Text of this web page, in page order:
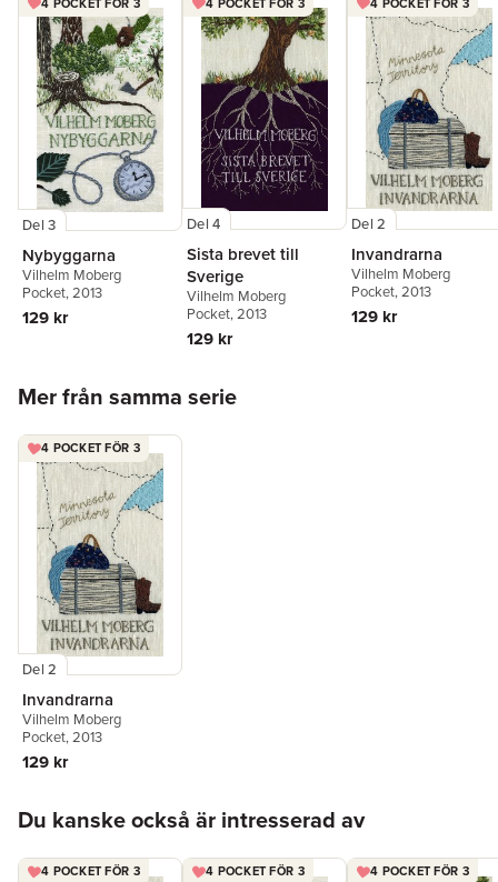
Del 3
Nybyggarna
Vilhelm Moberg
Pocket, 2013
129 kr
Del 4
Sista brevet till
Sverige
Vilhelm Moberg
Pocket, 2013
129 kr
Del 2
Invandrarna
Vilhelm Moberg
Pocket, 2013
129 kr
Mer från samma serie
4 POCKET FÖR 3
Del 2
Invandrarna
Vilhelm Moberg
Pocket, 2013
129 kr
Du kanske också är intresserad av
4 POCKET FÖR 3 4 POCKET FÖR 3 4 POCKET FÖR 3